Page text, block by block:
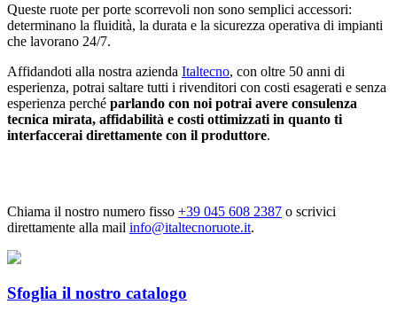
Queste ruote per porte scorrevoli non sono semplici accessori:
determinano la fluidità, la durata e la sicurezza operativa di impianti
che lavorano 24/7.
Affidandoti alla nostra azienda Italtecno, con oltre 50 anni di
esperienza, potrai saltare tutti i rivenditori con costi esagerati e senza
esperienza perché parlando con noi potrai avere consulenza
tecnica mirata, affidabilità e costi ottimizzati in quanto ti
interfaccerai direttamente con il produttore.
Chiama il nostro numero fisso +39 045 608 2387 o scrivici
direttamente alla mail info@italtecnoruote.it.
Sfoglia il nostro catalogo